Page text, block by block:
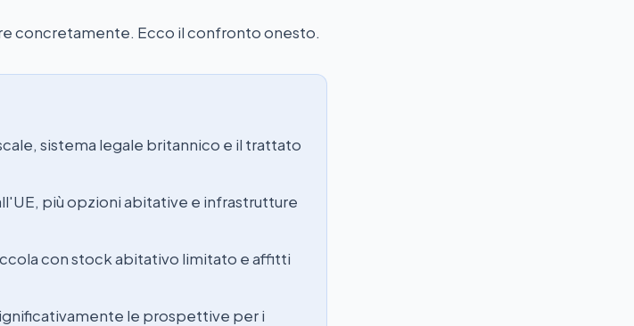
concretamente. Ecco il confronto onesto.
sistema legale britannico e il trattato
più opzioni abitative e infrastrutture
con stock abitativo limitato e affitti
le prospettive per i